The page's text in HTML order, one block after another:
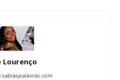
Lourenço